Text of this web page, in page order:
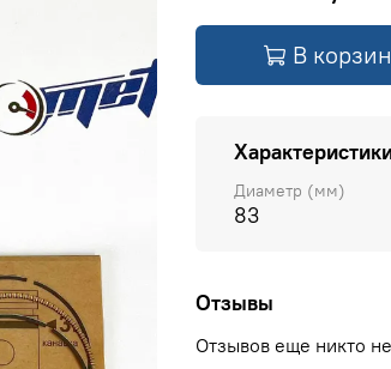
В
Диаметр (мм)
83
Отзывы
Отзывов еще никто